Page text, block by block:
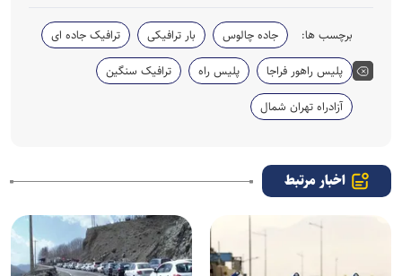
برچسب ها: جاده چالوس بار ترافیکی
ترافیک جاده ای
پلیس راهور فراجا
پلیس راه
ترافیک سنگین
آزادراه تهران شمال
اخبار مرتبط